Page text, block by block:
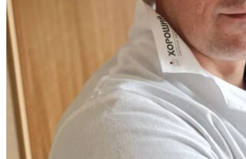
обработку своих
соглашаюсь с
политикой
Заказать
Ваш заказ отправлен!
Подбирайте паркет по индивидуальным
Просто кликайте по этой кнопке
Подобрать паркет